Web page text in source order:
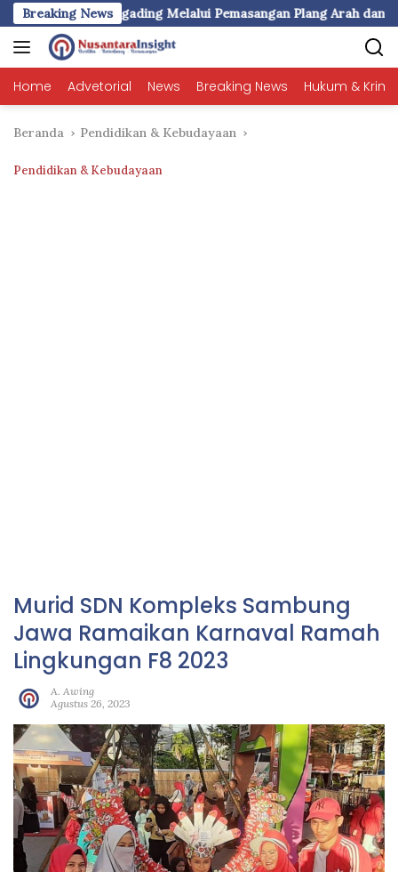
Langsung
ke
konten
Breaking News
Rompegading Melalui Pemasangan Plang Arah dan Penerangan
Home Advetorial News Breaking News Hukum &
Beranda Pendidikan & Kebudayaan
Pendidikan & Kebudayaan
Murid SDN Kompleks Sambung
Jawa Ramaikan Karnaval Ramah
Lingkungan F8 2023
A. Awing
Agustus 26, 2023